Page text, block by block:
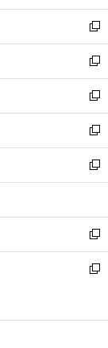
開
く
ウ
で
開
く
ン
ド
ウ
で
開
く
ウ
ィ
ン
ド
ウ
で
開
く
新
し
い
ウ
ィ
ン
ド
ウ
で
開
新
し
い
ウ
ィ
ン
ド
ウ
開
く
新
し
い
ウ
ィ
ン
ウ
で
開
く
新
し
い
ウ
ン
ド
ウ
で
新
し
ウ
ィ
ン
ド
開
新
し
い
ン
新
ウ